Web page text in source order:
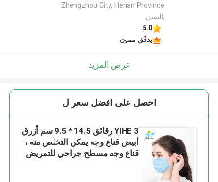
Zhengzhou City, Henan Province
,الصين
5.0
يدقّق ممون
عرض المزيد
احصل على افضل سعر ل
YIHE 3 رقائق 14.5 * 9.5 سم أزرق
أبيض قناع وجه يمكن التخلص منه ،
قناع وجه مسطح جراحي للتمريض